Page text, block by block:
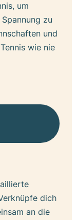
um
zu
und
wie nie
dich
an die